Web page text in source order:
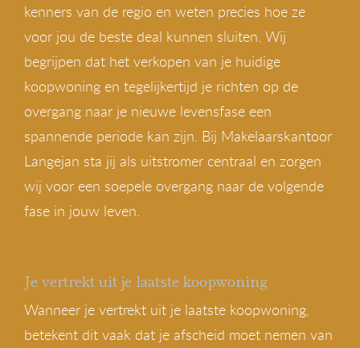
kenners van de regio en weten precies hoe ze
voor jou de beste deal kunnen sluiten. Wij
begrijpen dat het verkopen van je huidige
koopwoning en tegelijkertijd je richten op de
overgang naar je nieuwe levensfase een
spannende periode kan zijn. Bij Makelaarskantoor
Langejan sta jij als uitstromer centraal en zorgen
wij voor een soepele overgang naar de volgende
fase in jouw leven.
Je vertrekt uit je laatste koopwoning
Wanneer je vertrekt uit je laatste koopwoning,
betekent dit vaak dat je afscheid moet nemen van